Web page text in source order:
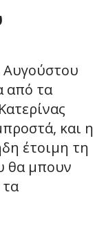
από τα
και η
έτοιμη τη
θα μπουν